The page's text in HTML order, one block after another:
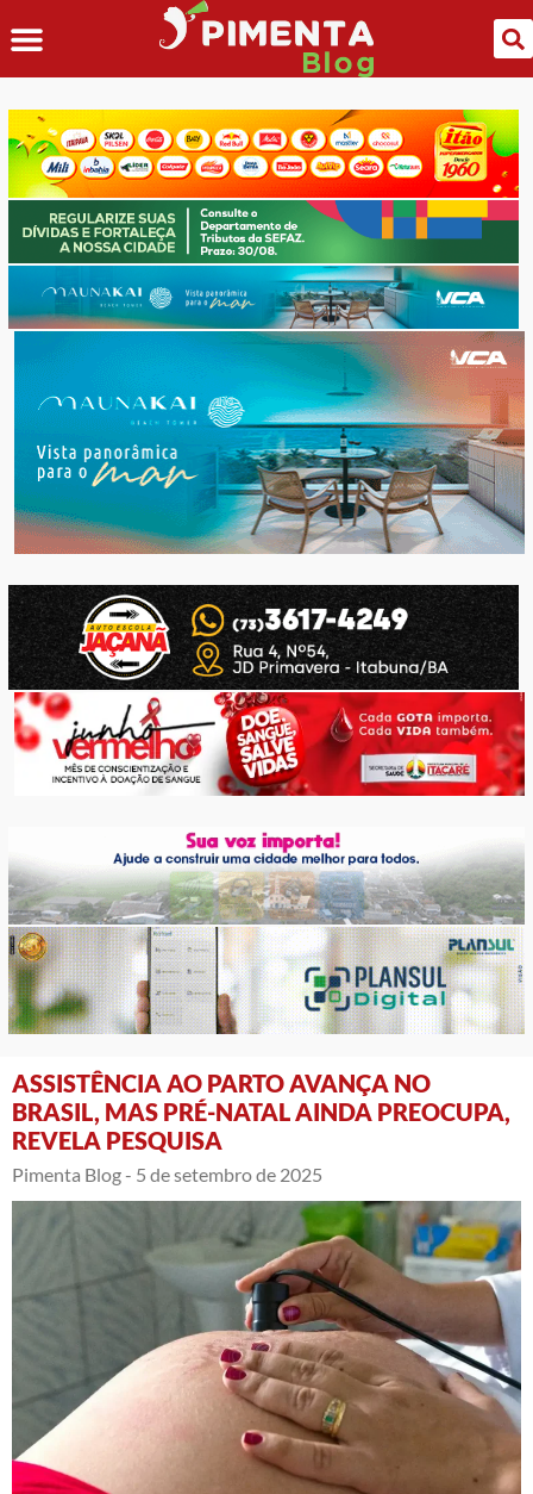
ASSISTÊNCIA AO PARTO AVANÇA NO
BRASIL, MAS PRÉ-NATAL AINDA PREOCUPA,
REVELA PESQUISA
Pimenta Blog - 5 de setembro de 2025